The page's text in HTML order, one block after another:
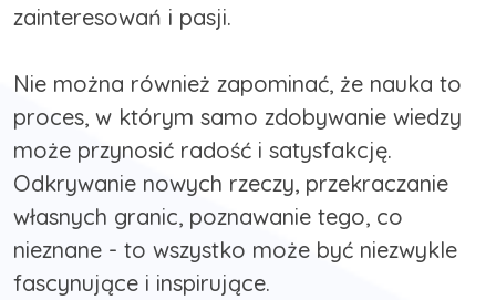
zainteresowań i pasji.
Nie można również zapominać, że nauka to
proces, w którym samo zdobywanie wiedzy
może przynosić radość i satysfakcję.
Odkrywanie nowych rzeczy, przekraczanie
własnych granic, poznawanie tego, co
nieznane - to wszystko może być niezwykle
fascynujące i inspirujące.